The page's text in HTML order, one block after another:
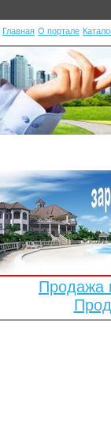
Главная О портале
Продажа